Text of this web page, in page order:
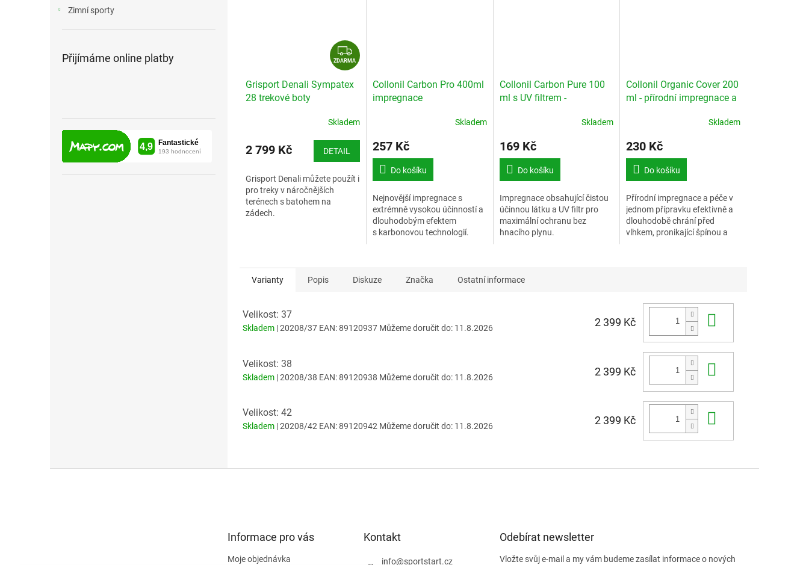
Zimní sporty
Přijímáme online platby
Z
D
A
A
ZDARMA
Grisport Denali Sympatex
28 trekové boty
Skladem
2 799 Kč DETAIL
Grisport Denali můžete použít i
pro treky v náročnějších
terénech s batohem na
zádech.
Collonil Carbon Pro 400ml
impregnace
Skladem
257 Kč
Do košíku
Nejnovější impregnace s
extrémně vysokou účinností a
dlouhodobým efektem
s karbonovou technologií.
Collonil Carbon Pure 100
ml s UV filtrem -
Skladem
169 Kč
Do košíku
Impregnace obsahující čistou
účinnou látku a UV filtr pro
maximální ochranu bez
hnacího plynu.
Collonil Organic Cover 200
ml - přírodní impregnace a
Skladem
230 Kč
Do košíku
Přírodní impregnace a péče v
jednom přípravku efektivně a
dlouhodobě chrání před
vlhkem, pronikající špínou a
Varianty Popis Diskuze Značka Ostatní informace
Velikost: 37
Skladem | 20208/37 EAN:89120937 Můžeme doručit do: 11.8.2026 2 399 Kč
Velikost: 38
Skladem | 20208/38 EAN:89120938 Můžeme doručit do: 11.8.2026 2 399 Kč
Velikost: 42
Skladem | 20208/42 EAN:89120942 Můžeme doručit do: 11.8.2026 2 399 Kč
Informace pro vás
Moje objednávka
Kontakt
info@sportstart.cz
Odebírat newsletter
Vložte svůj e-mail a my vám budeme zasílat informace o nových